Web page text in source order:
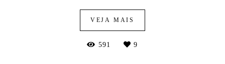
VEJA MAIS
591 9